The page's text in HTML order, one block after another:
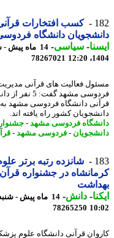
کسب افتخارات قرآنی
دانشگاه فردوسی
-سیاسی-
78267021
فعالیت های قرآنی مدیریت
فردوسی مشهد گفت: 5 نفر
دانشگاه فردوسی مشهد به
کشور راه یافته اند.
فردوسی مشهد-جشنواره
-فردوسی مشهد-قرآن
شانزده رتبه برتر علوم
در جشنواره قرآن
-دانش -
78265250
قرآنی دانشگاه علوم پزشکی